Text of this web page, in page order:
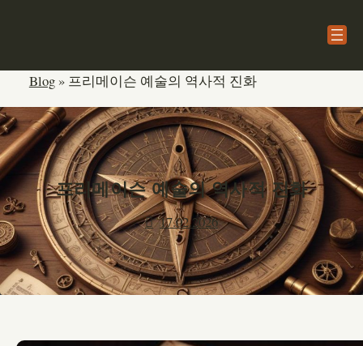
로
너
뛰
기
Blog» 프리메이슨 예술의 역사적 진화
프리메이슨 예술의 역사적 진화
17.02.2026